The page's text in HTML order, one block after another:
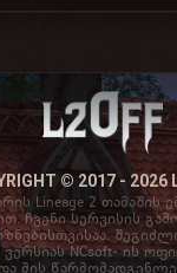
© 2017 - 2026
Lineage 2 თამაშის
ჩვენი სერვისის
NCsoft- ის
მის